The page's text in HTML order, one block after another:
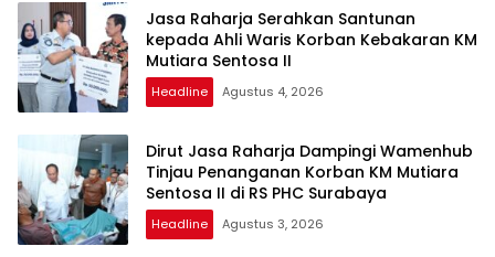
Jasa Raharja Serahkan Santunan
kepada Ahli Waris Korban Kebakaran KM
Mutiara Sentosa II
Headline Agustus 4, 2026
Dirut Jasa Raharja Dampingi Wamenhub
Tinjau Penanganan Korban KM Mutiara
Sentosa II di RS PHC Surabaya
Headline Agustus 3, 2026